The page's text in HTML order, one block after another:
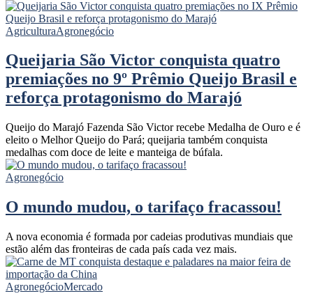
AgriculturaAgronegócio
Queijaria São Victor conquista quatro
premiações no 9º Prêmio Queijo Brasil e
reforça protagonismo do Marajó
Queijo do Marajó Fazenda São Victor recebe Medalha de Ouro e é
eleito o Melhor Queijo do Pará; queijaria também conquista
medalhas com doce de leite e manteiga de búfala.
Agronegócio
O mundo mudou, o tarifaço fracassou!
A nova economia é formada por cadeias produtivas mundiais que
estão além das fronteiras de cada país cada vez mais.
AgronegócioMercado